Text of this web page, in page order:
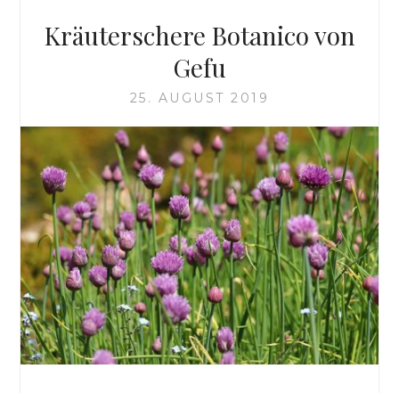
Kräuterschere Botanico von
Gefu
25. AUGUST 2019